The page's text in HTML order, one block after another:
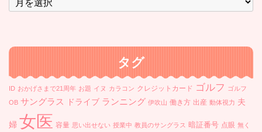
ー
ブ
タグ
ID おかげさまで21周年 お題 イヌ カラコン クレジットカード ゴルフ ゴルフ
OB サングラス ドライブ ランニング 伊吹山 働き方 出産 動体視力 夫
婦 女医 容量 思い出せない 授業中 教員のサングラス 暗証番号 点眼 無く